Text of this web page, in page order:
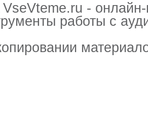
-
работы с